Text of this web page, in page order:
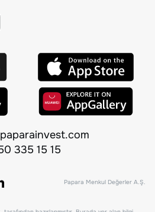
335 15 15
Papara Menkul Değerler A.Ş.